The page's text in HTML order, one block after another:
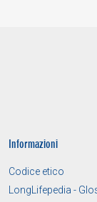
Informazioni
Codice etico
LongLifepedia -